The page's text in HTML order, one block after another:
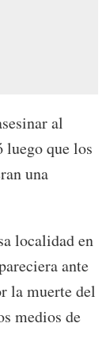
al
luego que los
una
localidad en
ante
la muerte del
medios de